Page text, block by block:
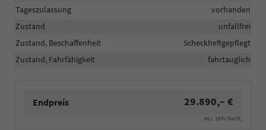
Tageszulassung
vorhanden
Zustand
unfallfrei
Zustand, Beschaffenheit
Scheckheftgepflegt
Zustand, Fahrfähigkeit
fahrtauglich
Endpreis 29.890,– €
incl. 19% MwSt.,